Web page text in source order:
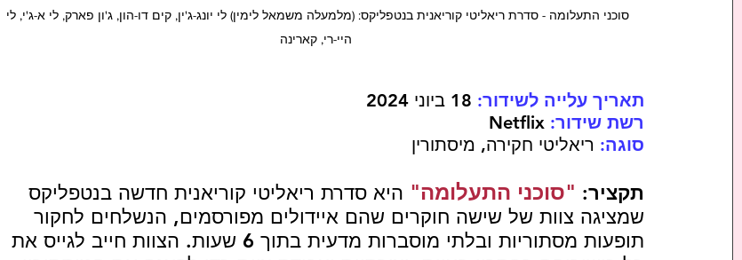
סוכני התעלומה - סדרת ריאליטי קוריאנית בנטפליקס: (מלמעלה משמאל לימין) לי יונג-ג'ין, קים דו-הון, ג'ון פארק, לי א-ג'י, לי
היי-רי, קארינה
תאריך עלייה לשידור:
רשת שידור:
סוגה: ריאליטי חקירה, מיסתורין
תקציר: "סוכני התעלומה" היא סדרת ריאליטי קוריאנית חדשה בנטפליקס
שמציגה צוות של שישה חוקרים שהם איידולים מפורסמים, הנשלחים לחקור
תופעות מסתוריות ובלתי מוסברות מדעית בתוך 6 שעות. הצוות חייב לגייס את